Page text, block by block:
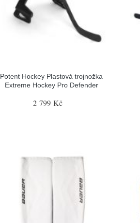
Potent Hockey Plastová trojnožka
Extreme Hockey Pro Defender
2 799 Kč